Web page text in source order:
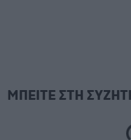
ΜΠΕΙΤΕ ΣΤΗ